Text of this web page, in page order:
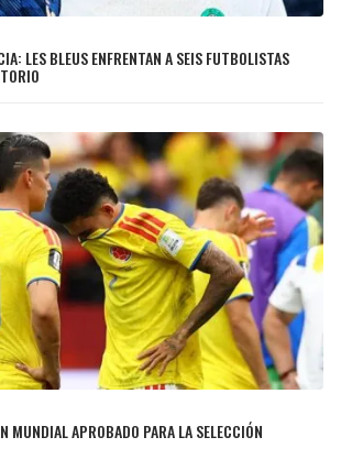
LES BLEUS ENFRENTAN A SEIS FUTBOLISTAS
MUNDIAL APROBADO PARA LA SELECCIÓN